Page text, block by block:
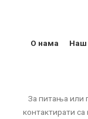
За питања или
контактирати
О нама Наш